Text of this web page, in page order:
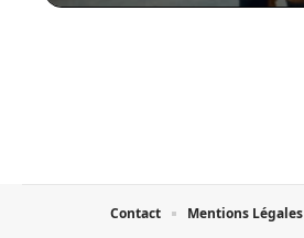
Contact Mentions Légales